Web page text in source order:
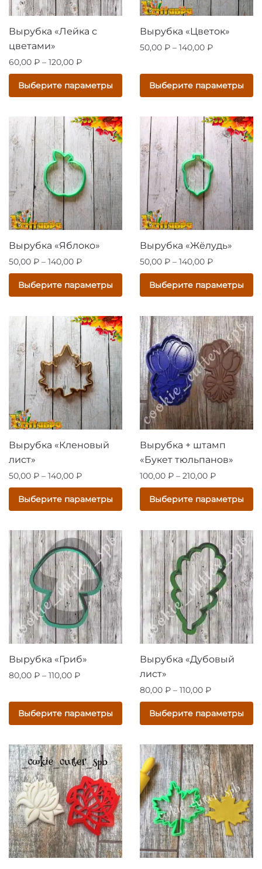
товара.
товара.
Вырубка «Лейка с
цветами»
60,00 ₽ – 120,00 ₽Диапазон
цен:
60,00 ₽
–
Выберите параметры
Этот
товар
несколько
вариаций.
Опции
можно
выбрать
на
странице
товара.
Вырубка «Цветок»
50,00 ₽ – 140,00 ₽Диапазон
50,00 ₽
–
140,00 ₽
Выберите параметры
товар
имеет
вариаций.
Опции
можно
выбрать
на
странице
товара.
Вырубка «Яблоко»
50,00 ₽ – 140,00 ₽Диапазон
цен:
50,00 ₽
–
Выберите параметры
Этот
товар
несколько
вариаций.
Опции
можно
выбрать
на
странице
товара.
Вырубка «Жёлудь»
50,00 ₽ – 140,00 ₽Диапазон
цен:
50,00 ₽
–
Выберите параметры
Этот
товар
несколько
вариаций.
Опции
можно
выбрать
на
странице
товара.
Вырубка «Кленовый
лист»
50,00 ₽ – 140,00 ₽Диапазон
цен:
50,00 ₽
–
Выберите параметры
Этот
товар
несколько
вариаций.
Опции
можно
выбрать
на
странице
товара.
Вырубка + штамп
«Букет тюльпанов»
100,00 ₽ – 210,00 ₽Диапазон
цен:
100,00 ₽
–
Выберите параметры
Этот
товар
несколько
вариаций.
Опции
можно
выбрать
на
странице
товара.
Вырубка «Гриб»
80,00 ₽ – 110,00 ₽Диапазон
80,00 ₽
–
110,00 ₽
Выберите параметры
товар
имеет
вариаций.
Опции
можно
выбрать
на
странице
товара.
Вырубка «Дубовый
лист»
80,00 ₽ – 110,00 ₽Диапазон
цен:
80,00 ₽
–
Выберите параметры
Этот
товар
несколько
вариаций.
Опции
можно
выбрать
на
странице
товара.